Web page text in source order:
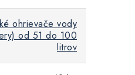
ohrievače vody
od 51 do 100
litrov